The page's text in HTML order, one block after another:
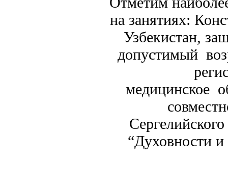
на занятиях:
Узбекистан,
допустимый
медицинское
“Духовности